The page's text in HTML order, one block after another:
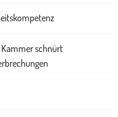
schnürt